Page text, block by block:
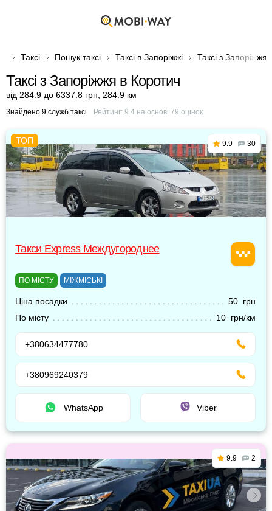
Таксі Пошук таксі Таксі в Запоріжжі Таксі з Запоріжжя
Таксі з Запоріжжя в Коротич
від 284.9 до 6337.8 грн 284.9 км
Знайдено 9 служб таксі Рейтинг: 9.4на основі 79 оцінок
9.9 30
Такси Express Междугороднее
ПО МІСТУ МІЖМІСЬКІ
Ціна посадки
50 грн
По місту
10 грн/км
+380634477780
+380969240379
WhatsApp Viber
9.9 2